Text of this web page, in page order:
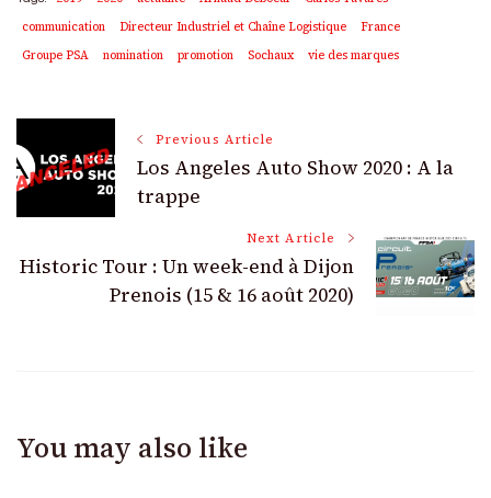
communication
Directeur Industriel et Chaîne Logistique
France
Groupe PSA
nomination promotion Sochaux vie des marques
Post
Navigation
Previous Article
Los Angeles Auto Show 2020 : A la
trappe
Next Article
Historic Tour : Un week-end à Dijon
Prenois (15 & 16 août 2020)
You may also like